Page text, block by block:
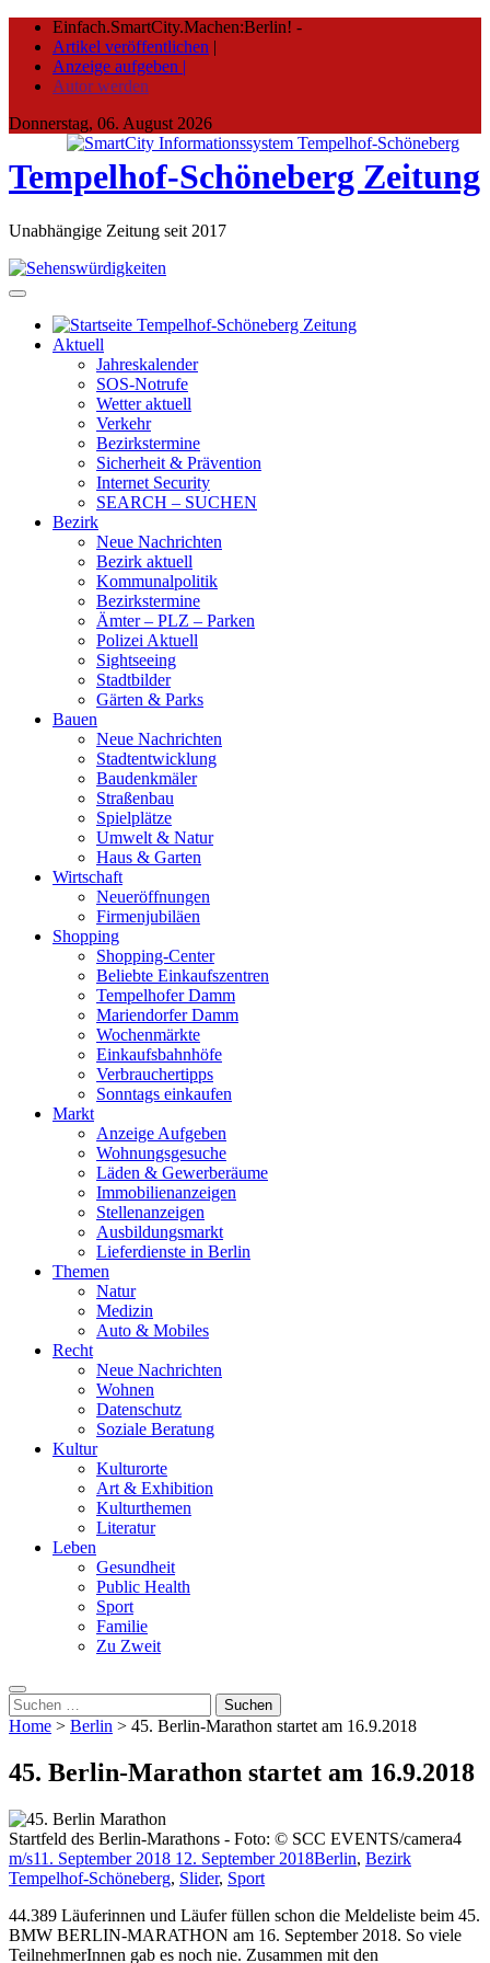
Skip
content
Einfach.SmartCity.Machen:Berlin! -
Artikel veröffentlichen |
Anzeige aufgeben |
Autor werden
Donnerstag, 06. August 2026
Tempelhof-Schöneberg Zeitung
Unabhängige Zeitung seit 2017
Aktuell
Jahreskalender
SOS-Notrufe
Wetter aktuell
Verkehr
Bezirkstermine
Sicherheit & Prävention
Internet Security
SEARCH – SUCHEN
Bezirk
Neue Nachrichten
Bezirk aktuell
Kommunalpolitik
Bezirkstermine
Ämter – PLZ – Parken
Polizei Aktuell
Sightseeing
Stadtbilder
Gärten & Parks
Bauen
Neue Nachrichten
Stadtentwicklung
Baudenkmäler
Straßenbau
Spielplätze
Umwelt & Natur
Haus & Garten
Wirtschaft
Neueröffnungen
Firmenjubiläen
Shopping
Shopping-Center
Beliebte Einkaufszentren
Tempelhofer Damm
Mariendorfer Damm
Wochenmärkte
Einkaufsbahnhöfe
Verbrauchertipps
Sonntags einkaufen
Markt
Anzeige Aufgeben
Wohnungsgesuche
Läden & Gewerberäume
Immobilienanzeigen
Stellenanzeigen
Ausbildungsmarkt
Lieferdienste in Berlin
Themen
Natur
Medizin
Auto & Mobiles
Recht
Neue Nachrichten
Wohnen
Datenschutz
Soziale Beratung
Kultur
Kulturorte
Art & Exhibition
Kulturthemen
Literatur
Leben
Gesundheit
Public Health
Sport
Familie
Zu Zweit
Suchen
nach:
Home > Berlin > 45. Berlin-Marathon startet am 16.9.2018
45. Berlin-Marathon startet am 16.9.2018
Startfeld des Berlin-Marathons - Foto: © SCC EVENTS/camera4
m/s11. September 2018 12. September 2018Berlin, Bezirk
Tempelhof-Schöneberg, Slider, Sport
44.389 Läuferinnen und Läufer füllen schon die Meldeliste beim 45.
BMW BERLIN-MARATHON am 16. September 2018. So viele
TeilnehmerInnen gab es noch nie. Zusammen mit den